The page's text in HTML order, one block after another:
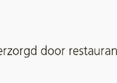
Storm op